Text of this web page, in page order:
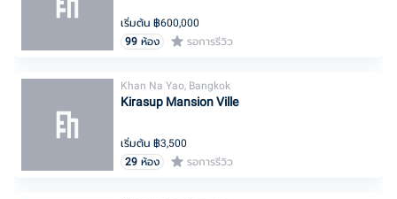
เริ่มต้น ฿600,000
99 ห้อง รอการรีวิว
Khan Na Yao, Bangkok
Kirasup Mansion Ville
เริ่มต้น ฿3,500
29 ห้อง รอการรีวิว